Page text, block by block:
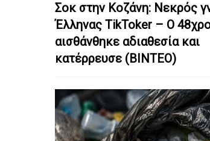
Σοκ στην Κοζάνη: Nεκρός
Έλληνας TikToker – Ο
αισθάνθηκε αδιαθεσία και
κατέρρευσε (ΒΙΝΤΕΟ)